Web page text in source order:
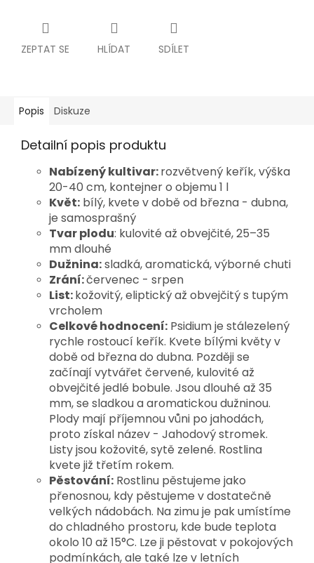
ZEPTAT SE HLÍDAT SDÍLET
Popis Diskuze
Detailní popis produktu
Nabízený kultivar:rozvětvený keřík, výška
20-40 cm, kontejner o objemu 1 l
Květ: bílý, kvete v době od března - dubna,
je samosprašný
Tvar plodu: kulovité až obvejčité, 25–35
mm dlouhé
Dužnina:sladká, aromatická, výborné chuti
Zrání:červenec - srpen
List:kožovitý, eliptický až obvejčitý s tupým
vrcholem
Celkové hodnocení: Psidium je stálezelený
rychle rostoucí keřík. Kvete bílými květy v
době od března do dubna. Později se
začínají vytvářet červené, kulovité až
obvejčité jedlé bobule. Jsou dlouhé až 35
mm, se sladkou a aromatickou dužninou.
Plody mají příjemnou vůni po jahodách,
proto získal název - Jahodový stromek.
Listy jsou kožovité, sytě zelené. Rostlina
kvete již třetím rokem.
Pěstování: Rostlinu pěstujeme jako
přenosnou, kdy pěstujeme v dostatečně
velkých nádobách. Na zimu je pak umístíme
do chladného prostoru, kde bude teplota
okolo 10 až 15°C. Lze ji pěstovat v pokojových
podmínkách, ale také lze v letních